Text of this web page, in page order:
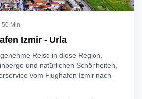
50 Min
Izmir - Urla
Reise in diese Region,
und natürlichen Schönheiten,
vom Flughafen Izmir nach